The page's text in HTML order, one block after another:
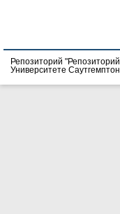
Репозиторий
Университете